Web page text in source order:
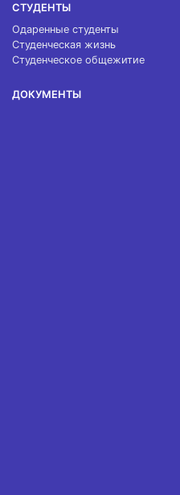
СТУДЕНТЫ
Одаренные студенты
Студенческая жизнь
Студенческое общежитие
ДОКУМЕНТЫ